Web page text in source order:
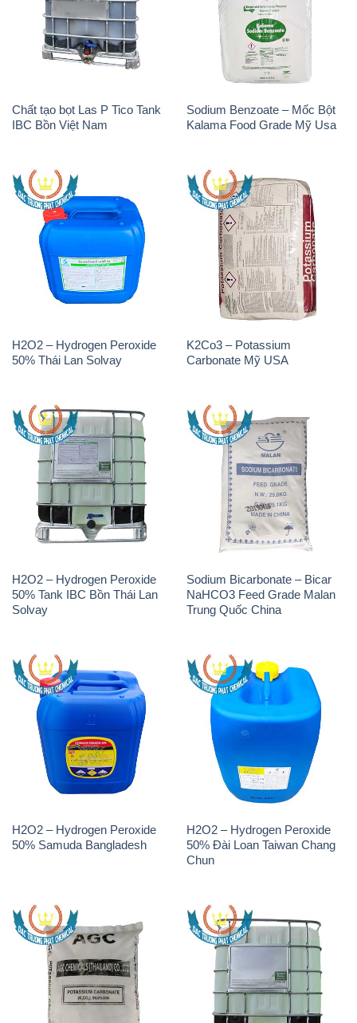
Chất tạo bọt Las P Tico Tank
IBC Bồn Việt Nam
Sodium Benzoate – Mốc Bột
Kalama Food Grade Mỹ Usa
H2O2 – Hydrogen Peroxide
50% Thái Lan Solvay
K2Co3 – Potassium
Carbonate Mỹ USA
H2O2 – Hydrogen Peroxide
50% Tank IBC Bồn Thái Lan
Solvay
Sodium Bicarbonate – Bicar
NaHCO3 Feed Grade Malan
Trung Quốc China
H2O2 – Hydrogen Peroxide
50% Samuda Bangladesh
H2O2 – Hydrogen Peroxide
50% Đài Loan Taiwan Chang
Chun